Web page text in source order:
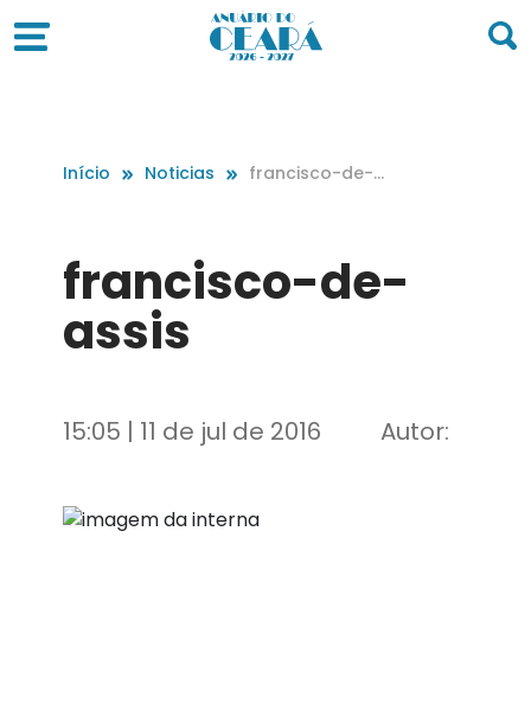
Início Noticias
francisco-de-
francisco-de-
assis
15:05 | 11 de jul de 2016 Autor: